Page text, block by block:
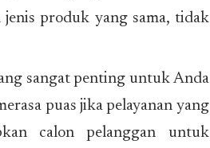
produk yang sama, tidak
sangat penting untuk Anda
puas jika pelayanan yang
calon pelanggan untuk